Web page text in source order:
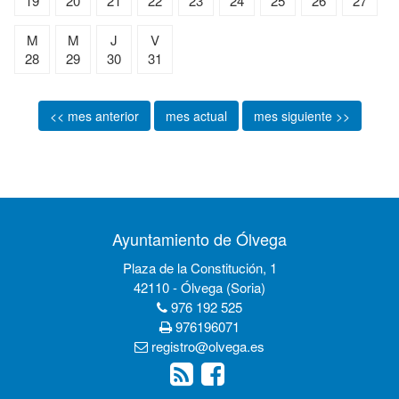
M
28
M
29
J
30
V
31
<< mes anterior mes actual mes siguiente >>
Ayuntamiento de Ólvega
Plaza de la Constitución, 1
42110 - Ólvega (Soria)
976 192 525
976196071
registro@olvega.es